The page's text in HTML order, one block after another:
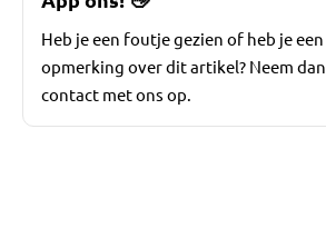
Heb je een foutje gezien of heb je een
opmerking over dit artikel? Neem dan
contact met ons op.